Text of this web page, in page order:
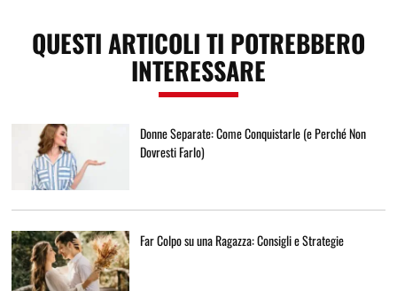
QUESTI ARTICOLI TI POTREBBERO
INTERESSARE
Donne Separate: Come Conquistarle (e Perché Non
Dovresti Farlo)
Far Colpo su una Ragazza: Consigli e Strategie